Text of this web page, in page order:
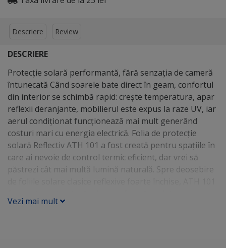
Descriere Review
DESCRIERE
Protecție solară performantă, fără senzația de cameră
întunecată Când soarele bate direct în geam, confortul
din interior se schimbă rapid: crește temperatura, apar
reflexii deranjante, mobilierul este expus la raze UV, iar
aerul condiționat funcționează mai mult generând
costuri mari cu energia electrică. Folia de protecție
solară Reflectiv ATH 101 a fost creată pentru spațiile în
care ai nevoie de control termic eficient, dar vrei să
păstrezi cât mai multă lumină naturală. Spre deosebire
ajută la reducerea aportului de căldură, menținând în
Vezi mai mult